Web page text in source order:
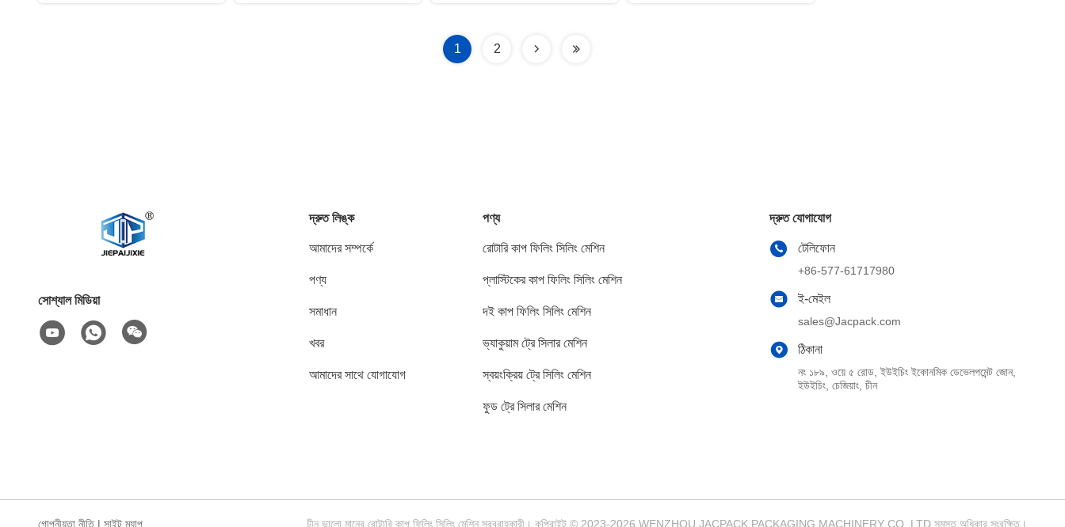
1 2
সোশ্যাল মিডিয়া
দ্রুত লিঙ্ক
আমাদের সম্পর্কে
পণ্য
সমাধান
খবর
আমাদের সাথে যোগাযোগ
পণ্য
রোটারি কাপ ফিলিং সিলিং মেশিন
প্লাস্টিকের কাপ ফিলিং সিলিং মেশিন
দই কাপ ফিলিং সিলিং মেশিন
ভ্যাকুয়াম ট্রে সিলার মেশিন
স্বয়ংক্রিয় ট্রে সিলিং মেশিন
ফুড ট্রে সিলার মেশিন
দ্রুত যোগাযোগ
টেলিফোন
+86-577-61717980
ই-মেইল
sales@Jacpack.com
ঠিকানা
নং ১৮৯, ওয়ে ৫ রোড, ইউইচিং ইকোনমিক ডেভেলপমেন্ট জোন,
ইউইচিং, চেজিয়াং, চীন
গোপনীয়তা নীতি| সাইট ম্যাপ চীন ভালো মানের রোটারি কাপ ফিলিং সিলিং মেশিন সরবরাহকারী। কপিরাইট © 2023-2026 WENZHOU JACPACK PACKAGING MACHINERY CO.,LTD সমস্ত অধিকার সংরক্ষিত।